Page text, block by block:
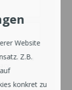
Website
Z.B.
konkret zu
della